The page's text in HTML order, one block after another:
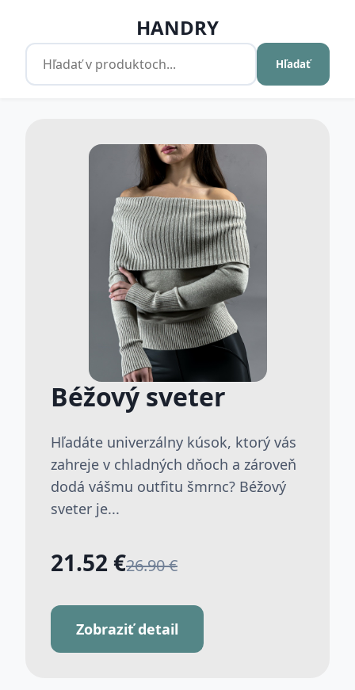
HANDRY
Hľadať
Béžový sveter
Hľadáte univerzálny kúsok, ktorý vás
zahreje v chladných dňoch a zároveň
dodá vášmu outfitu šmrnc? Béžový
sveter je...
21.52 €26.90 €
Zobraziť detail